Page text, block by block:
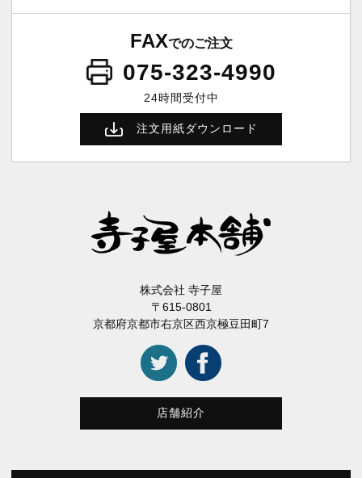
FAXでのご注文
075-323-4990
24時間受付中
注文用紙ダウンロード
株式会社 寺子屋
〒615-0801
京都府京都市右京区西京極豆田町7
店舗紹介